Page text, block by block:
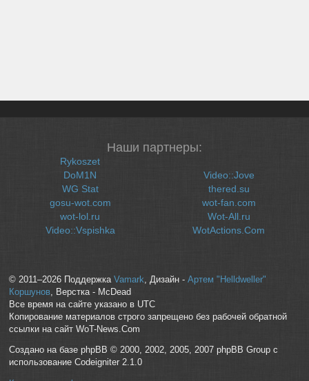
Наши партнеры:
Rykoszet
DoM1N
WG Stat
gosu-wot.com
wot-lol.ru
Video::Vspishka
Video::Jove
thered.su
wot-fan.com
Wot-All.ru
WotActions.Com
© 2011–2026 Поддержка Vamark, Дизайн - Артем "Helldweller"
Коршунов, Верстка - McDead
Все время на сайте указано в UTC
Копирование материалов строго запрещено без рабочей обратной
ссылки на сайт WoT-News.Com
Создано на базе phpBB © 2000, 2002, 2005, 2007 phpBB Group с
использование Codeigniter 2.1.0